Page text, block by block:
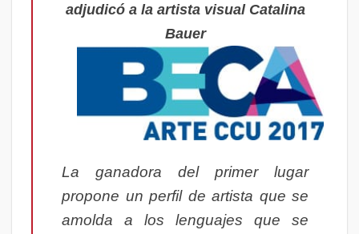
adjudicó a la artista visual Catalina
Bauer
La ganadora del primer lugar
propone un perfil de artista que se
amolda a los lenguajes que se